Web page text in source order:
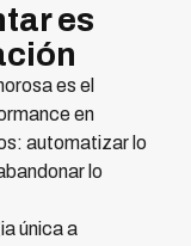
es
es el
en
automatizar lo
lo
única a